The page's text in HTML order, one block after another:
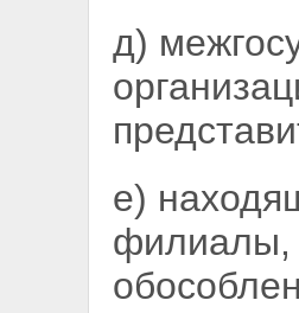
д)
е)
филиалы,